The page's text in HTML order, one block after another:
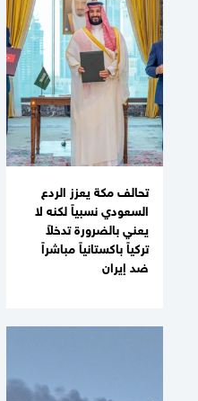
تحالف مكة يعزز الردع
السعودي نسبياً لكنه لا
يعني بالضرورة تدخلاً
تركياً باكستانياً مباشراً
ضد إيران